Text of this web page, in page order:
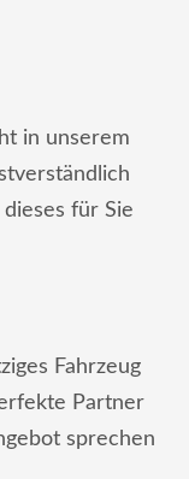
in unserem
für Sie
Fahrzeug
Partner
sprechen